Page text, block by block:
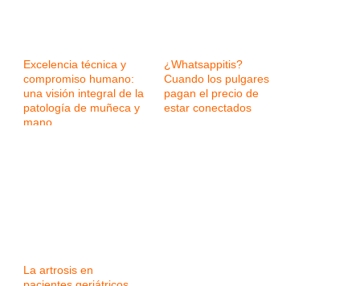
Excelencia técnica y
compromiso humano:
una visión integral de la
patología de muñeca y
mano
¿Whatsappitis?
Cuando los pulgares
pagan el precio de
estar conectados
La artrosis en